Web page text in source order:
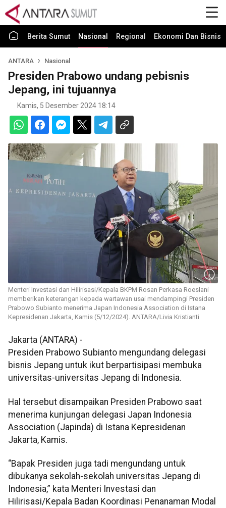
Berita Sumut Nasional Regional Ekonomi Dan Bisnis
ANTARA Nasional
Presiden Prabowo undang pebisnis
Jepang, ini tujuannya
Kamis, 5 Desember 2024 18:14
Menteri Investasi dan Hilirisasi/Kepala BKPM Rosan Perkasa Roeslani
memberikan keterangan kepada wartawan usai mendampingi Presiden
Prabowo Subianto menerima Japan Indonesia Association di Istana
Kepresidenan Jakarta, Kamis (5/12/2024). ANTARA/Livia Kristianti
Jakarta (ANTARA) -
Presiden Prabowo Subianto mengundang delegasi
bisnis Jepang untuk ikut berpartisipasi membuka
universitas-universitas Jepang di Indonesia.
Hal tersebut disampaikan Presiden Prabowo saat
menerima kunjungan delegasi Japan Indonesia
Association (Japinda) di Istana Kepresidenan
Jakarta, Kamis.
“Bapak Presiden juga tadi mengundang untuk
dibukanya sekolah-sekolah universitas Jepang di
Indonesia,” kata Menteri Investasi dan
Hilirisasi/Kepala Badan Koordinasi Penanaman Modal